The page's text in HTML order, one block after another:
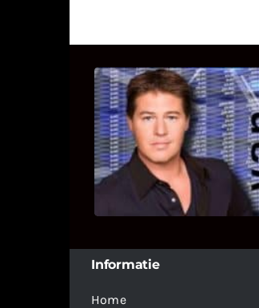
UITSTEL VAN
Bekijk hier de
deelname van Bricks and
dit
Informatie
Home